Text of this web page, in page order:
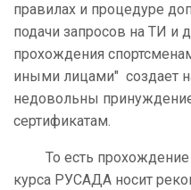
правилах и процедуре
подачи запросов на ТИ и
прохождения
иными лицами" создает
недовольны
сертификатам.
То есть прохождение
курса РУСАДА носит